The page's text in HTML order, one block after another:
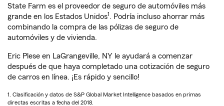
State Farm es el proveedor de seguro de automóviles más
grande en los Estados Unidos1. Podría incluso ahorrar más
combinando la compra de las pólizas de seguro de
automóviles y de vivienda.
Eric Plese en LaGrangeville, NY le ayudará a comenzar
después de que haya completado una cotización de seguro
de carros en línea. ¡Es rápido y sencillo!
1. Clasificación y datos de S&P Global Market Intelligence basados en primas
directas escritas a fecha del 2018.